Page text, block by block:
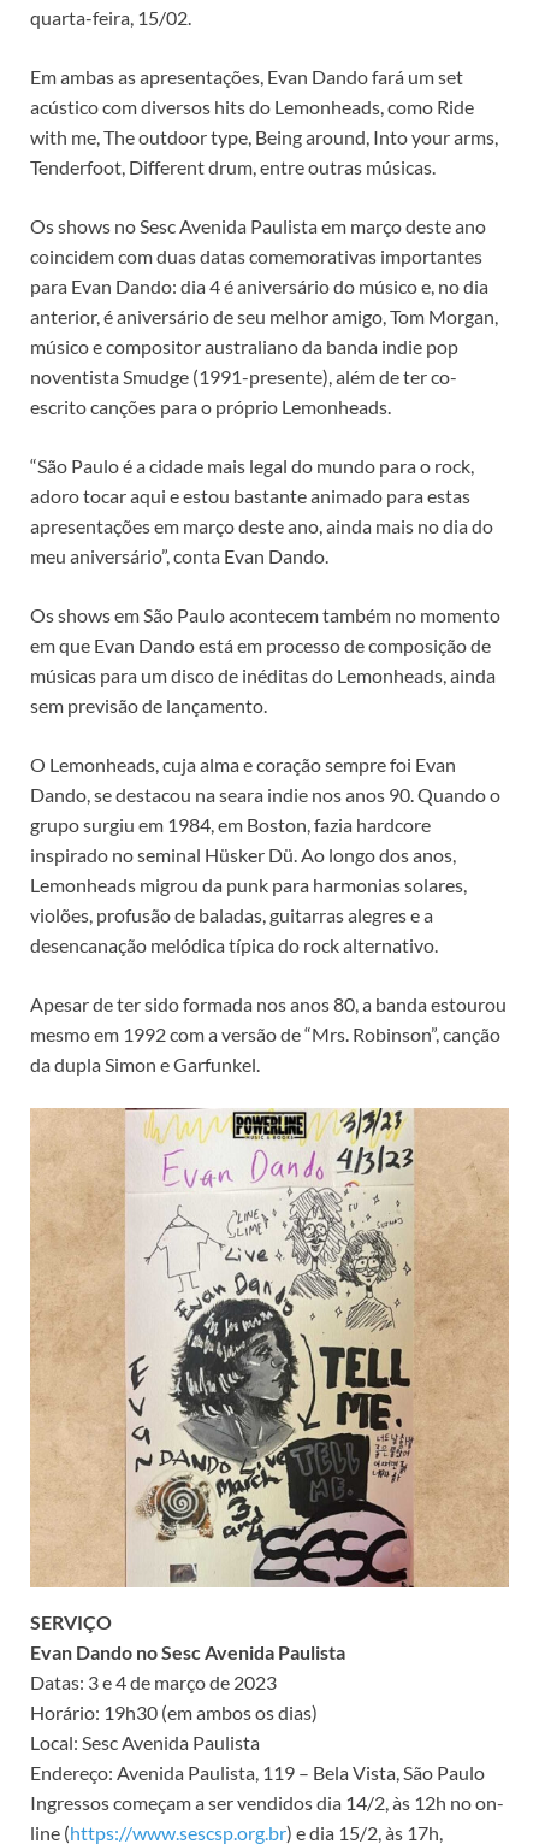
quarta-feira, 15/02.
Em ambas as apresentações, Evan Dando fará um set
acústico com diversos hits do Lemonheads, como Ride
with me, The outdoor type, Being around, Into your arms,
Tenderfoot, Different drum, entre outras músicas.
Os shows no Sesc Avenida Paulista em março deste ano
coincidem com duas datas comemorativas importantes
para Evan Dando: dia 4 é aniversário do músico e, no dia
anterior, é aniversário de seu melhor amigo, Tom Morgan,
músico e compositor australiano da banda indie pop
noventista Smudge (1991-presente), além de ter co-
escrito canções para o próprio Lemonheads.
“São Paulo é a cidade mais legal do mundo para o rock,
adoro tocar aqui e estou bastante animado para estas
apresentações em março deste ano, ainda mais no dia do
meu aniversário”, conta Evan Dando.
Os shows em São Paulo acontecem também no momento
em que Evan Dando está em processo de composição de
músicas para um disco de inéditas do Lemonheads, ainda
sem previsão de lançamento.
O Lemonheads, cuja alma e coração sempre foi Evan
Dando, se destacou na seara indie nos anos 90. Quando o
grupo surgiu em 1984, em Boston, fazia hardcore
inspirado no seminal Hüsker Dü. Ao longo dos anos,
Lemonheads migrou da punk para harmonias solares,
violões, profusão de baladas, guitarras alegres e a
desencanação melódica típica do rock alternativo.
Apesar de ter sido formada nos anos 80, a banda estourou
mesmo em 1992 com a versão de “Mrs. Robinson”, canção
da dupla Simon e Garfunkel.
SERVIÇO
Evan Dando no Sesc Avenida Paulista
Datas: 3 e 4 de março de 2023
Horário: 19h30 (em ambos os dias)
Local: Sesc Avenida Paulista
Endereço: Avenida Paulista, 119 – Bela Vista, São Paulo
Ingressos começam a ser vendidos dia 14/2, às 12h no on-
line (https://www.sescsp.org.br) e dia 15/2, às 17h,